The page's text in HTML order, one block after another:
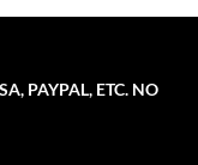
PAYPAL, ETC. NO